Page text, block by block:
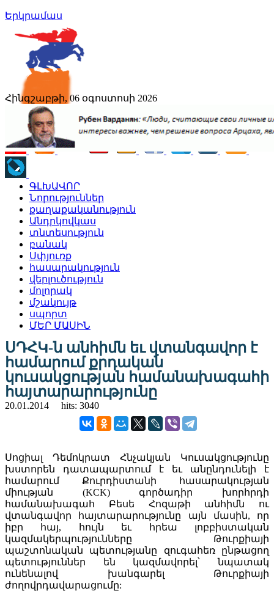
Երկրամաս
Հինգշաբթի, 06 օգոստոսի 2026
ԳԼԽԱՎՈՐ
Նորություններ
քաղաքականություն
Անդրկովկաս
տնտեսություն
բանակ
Սփյուռք
հասարակություն
վերլուծություն
մոլորակ
մշակույթ
սպորտ
ՄԵՐ ՄԱՍԻՆ
ՍԴՀԿ-ն անհիմն եւ վտանգավոր է
համարում քրդական
կուսակցության համանախագահի
հայտարարությունը
20.01.2014 hits: 3040
Սոցիալ Դեմոկրատ Հնչակյան Կուսակցությունը
խստորեն դատապարտում է եւ անընդունելի է
համարում Քուրդիստանի հասարակության
միության (KCK) գործադիր խորհրդի
համանախագահ Բեսե Հոզաթի անհիմն ու
վտանգավոր հայտարարությունը այն մասին, որ
իբր հայ, հույն եւ հրեա լոբբիստական
կազմակերպությունները Թուրքիայի
պաշտոնական պետությանը զուգահեռ ընթացող
պետություններ են կազմավորել՝ նպատակ
ունենալով խանգարել Թուրքիայի
ժողովրդավարացումը: